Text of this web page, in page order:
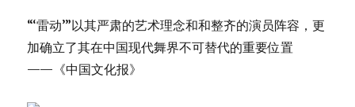
“‘雷动’”以其严肃的艺术理念和和整齐的演员阵容，更
加确立了其在中国现代舞界不可替代的重要位置
——《中国文化报》